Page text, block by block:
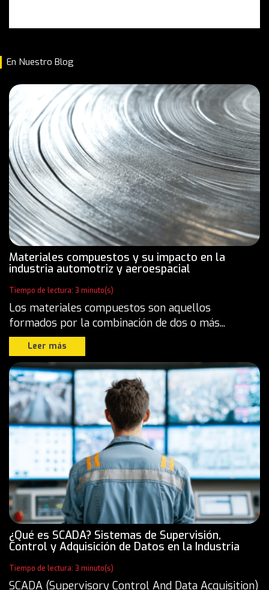
En Nuestro Blog
Materiales compuestos y su impacto en la
industria automotriz y aeroespacial
Tiempo de lectura: 3 minuto(s)
Los materiales compuestos son aquellos
formados por la combinación de dos o más...
Leer más
¿Qué es SCADA? Sistemas de Supervisión,
Control y Adquisición de Datos en la Industria
Tiempo de lectura: 3 minuto(s)
SCADA (Supervisory Control And Data Acquisition)